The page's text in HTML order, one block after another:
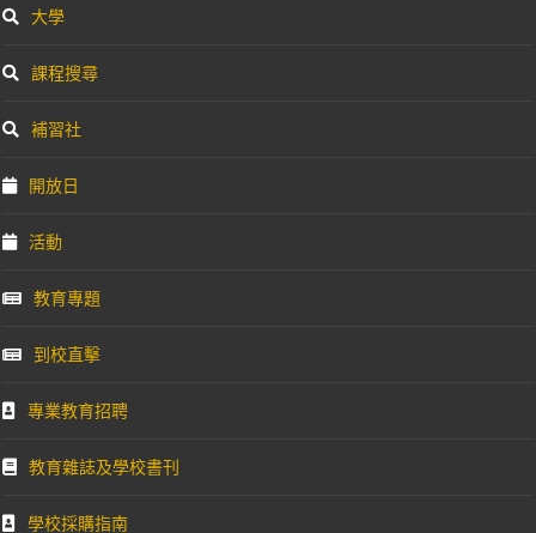
大學
課程搜尋
補習社
開放日
活動
教育專題
到校直擊
專業教育招聘
教育雜誌及學校書刊
學校採購指南